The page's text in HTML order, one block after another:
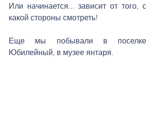
Или начинается... зависит от того, с
какой стороны смотреть!
Еще мы побывали в поселке
Юбилейный, в музее янтаря.